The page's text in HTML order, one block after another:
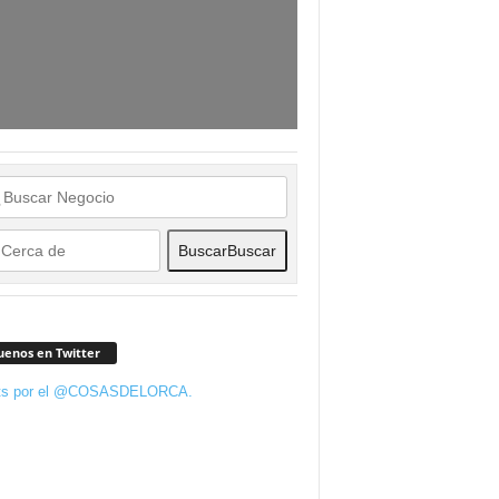
BuscarBuscar
en Twitter
por el @COSASDELORCA.